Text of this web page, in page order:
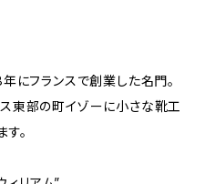
にフランスで創業した名門。
東部の町イゾーに小さな靴工
。